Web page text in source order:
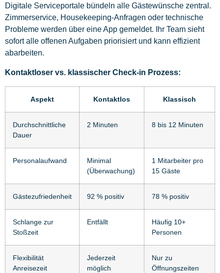
Digitale Serviceportale bündeln alle Gästewünsche zentral.
Zimmerservice, Housekeeping-Anfragen oder technische
Probleme werden über eine App gemeldet. Ihr Team sieht
sofort alle offenen Aufgaben priorisiert und kann effizient
abarbeiten.
Kontaktloser vs. klassischer Check-in Prozess:
Aspekt Kontaktlos Klassisch
Durchschnittliche
Dauer
2 Minuten 8 bis 12 Minuten
Personalaufwand
Minimal
(Überwachung)
1 Mitarbeiter pro
15 Gäste
Gästezufriedenheit 92 % positiv 78 % positiv
Schlange zur
Stoßzeit
Entfällt
Häufig 10+
Personen
Flexibilität
Anreisezeit
Jederzeit
möglich
Nur zu
Öffnungszeiten